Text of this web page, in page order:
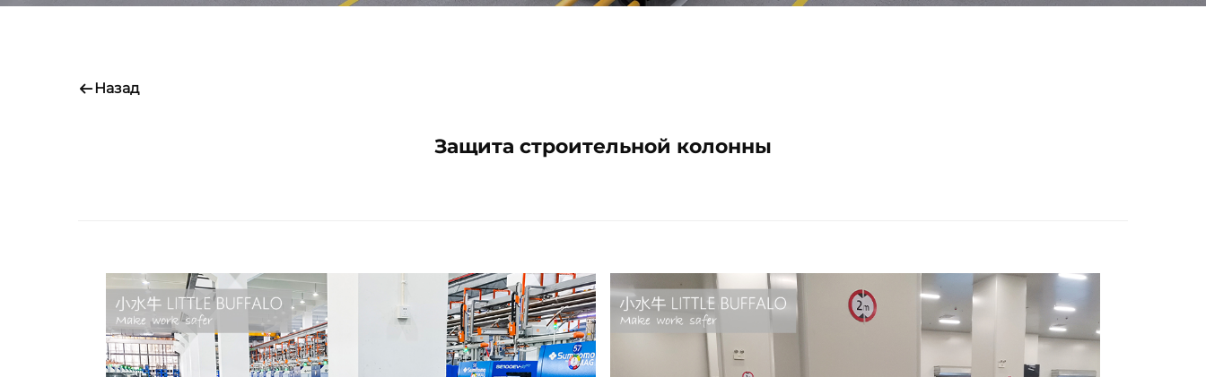
Назад
Защита строительной колонны